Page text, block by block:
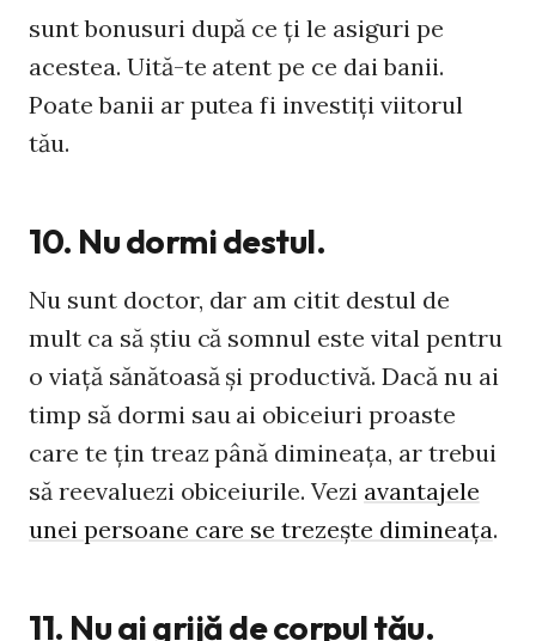
sunt bonusuri după ce ţi le asiguri pe
acestea. Uită-te atent pe ce dai banii.
Poate banii ar putea fi investiţi viitorul
tău.
10. Nu dormi destul.
Nu sunt doctor, dar am citit destul de
mult ca să ştiu că somnul este vital pentru
o viaţă sănătoasă şi productivă. Dacă nu ai
timp să dormi sau ai obiceiuri proaste
care te ţin treaz până dimineaţa, ar trebui
să reevaluezi obiceiurile. Vezi avantajele
unei persoane care se trezeşte dimineaţa.
11. Nu ai grijă de corpul tău.